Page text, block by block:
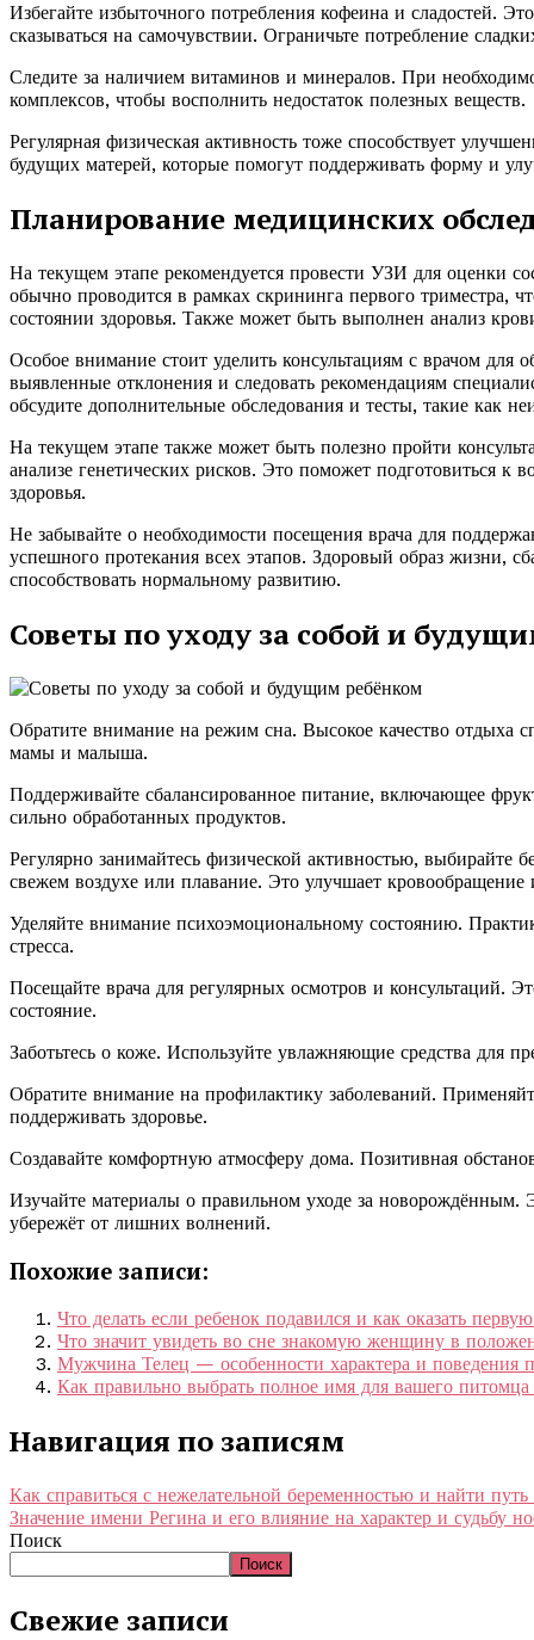
Избегайте избыточного потребления кофеина и сладостей.
сказываться на самочувствии. Ограничьте потребление
Следите за наличием витаминов и минералов. При
комплексов, чтобы восполнить недостаток полезных веществ.
Регулярная физическая активность тоже способствует
будущих матерей, которые помогут поддерживать форму и
Планирование медицинских
На текущем этапе рекомендуется провести УЗИ для оценки
обычно проводится в рамках скрининга первого триместра,
состоянии здоровья. Также может быть выполнен анализ
Особое внимание стоит уделить консультациям с врачом для
выявленные отклонения и следовать рекомендациям
обсудите дополнительные обследования и тесты, такие как
На текущем этапе также может быть полезно пройти
анализе генетических рисков. Это поможет подготовиться
здоровья.
Не забывайте о необходимости посещения врача для
успешного протекания всех этапов. Здоровый образ жизни,
способствовать нормальному развитию.
Советы по уходу за собой и
Обратите внимание на режим сна. Высокое качество отдыха
мамы и малыша.
Поддерживайте сбалансированное питание, включающее
сильно обработанных продуктов.
Регулярно занимайтесь физической активностью, выбирайте
свежем воздухе или плавание. Это улучшает
Уделяйте внимание психоэмоциональному состоянию.
стресса.
Посещайте врача для регулярных осмотров и консультаций.
состояние.
Заботьтесь о коже. Используйте увлажняющие средства для
Обратите внимание на профилактику заболеваний.
поддерживать здоровье.
Создавайте комфортную атмосферу дома. Позитивная
Изучайте материалы о правильном уходе за
убережёт от лишних волнений.
Похожие записи:
Что делать если ребенок подавился и как оказать
Что значит увидеть во сне знакомую женщину в
Мужчина Телец — особенности характера и поведения
Как правильно выбрать полное имя для вашего питомца
Навигация по записям
Как справиться с нежелательной беременностью и найти
Значение имени Регина и его влияние на характер и судьбу
Поиск
Поиск
Свежие записи